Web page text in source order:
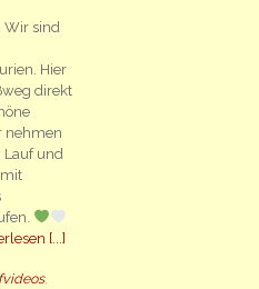
Wir sind
Hier
direkt
nehmen
Lauf und
[...]
,